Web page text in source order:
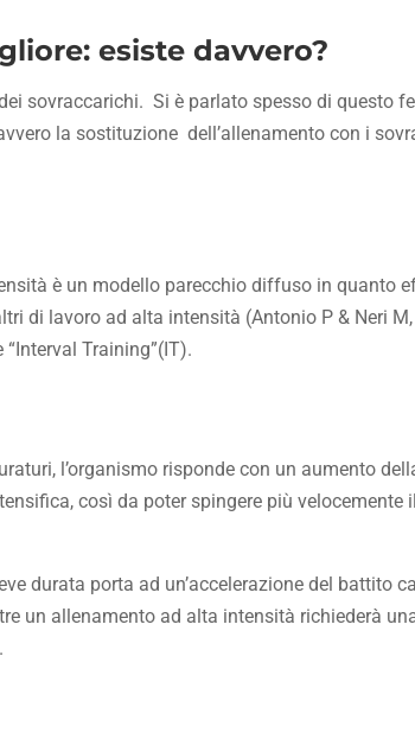
esiste davvero?
sovraccarichi. Si è parlato spesso di questo
la sostituzione dell’allenamento con i
è un modello parecchio diffuso in quanto
di lavoro ad alta intensità (Antonio P & Neri
Training”(IT).
l’organismo risponde con un aumento
così da poter spingere più velocemente
durata porta ad un’accelerazione del battito
un allenamento ad alta intensità richiederà